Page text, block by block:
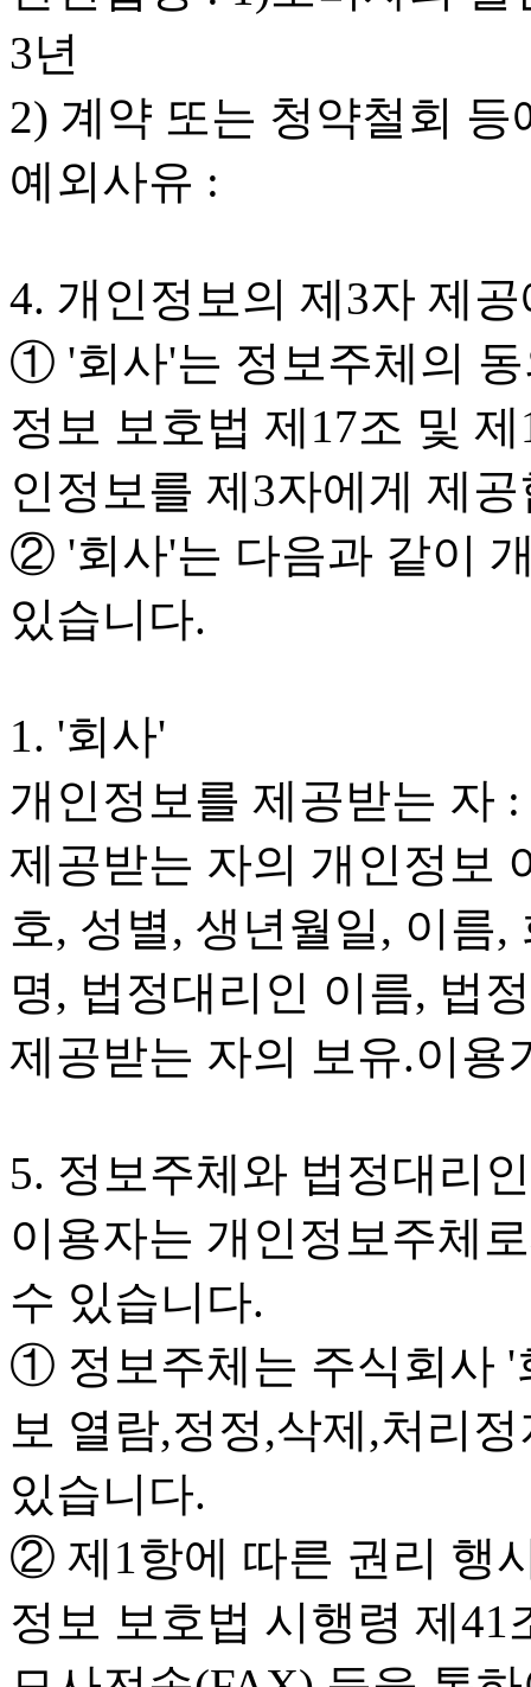
3년
2) 계약 또는 청약철회 등
예외사유 :
4. 개인정보의 제3자 제
① '회사'는 정보주체의
정보 보호법 제17조 및
인정보를 제3자에게 제
② '회사'는 다음과 같이
있습니다.
1. '회사'
개인정보를 제공받는 자
제공받는 자의 개인정보
호, 성별, 생년월일, 이름
명, 법정대리인 이름, 법
제공받는 자의 보유.이용
5. 정보주체와 법정대리
이용자는 개인정보주체
수 있습니다.
① 정보주체는 주식회사 '
보 열람,정정,삭제,처리
있습니다.
② 제1항에 따른 권리 행
정보 보호법 시행령 제